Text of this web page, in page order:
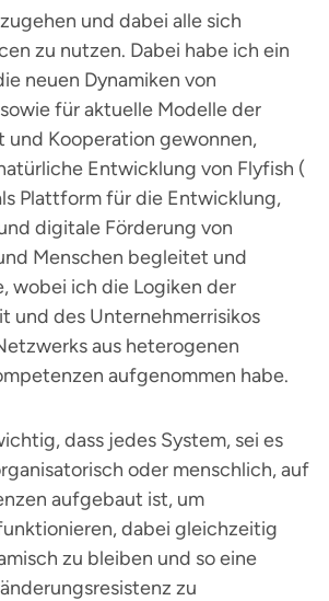
und dabei alle sich
zu nutzen. Dabei habe ich ein
neuen Dynamiken von
für aktuelle Modelle der
und Kooperation gewonnen,
Entwicklung von Flyfish (
Plattform für die Entwicklung,
digitale Förderung von
Menschen begleitet und
wobei ich die Logiken der
und des Unternehmerrisikos
aus heterogenen
aufgenommen habe.
dass jedes System, sei es
oder menschlich, auf
aufgebaut ist, um
dabei gleichzeitig
zu bleiben und so eine
zu